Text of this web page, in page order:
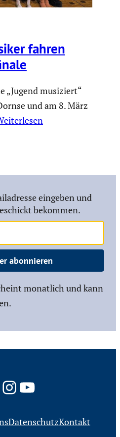
fahren
„Jugend musiziert“
und am 8. März
eingeben und
bekommen.
abonnieren
monatlich und kann
Instagram
YouTube
DatenschutzKontakt